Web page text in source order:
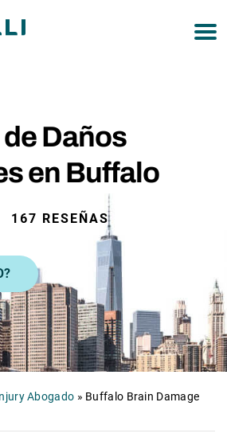
Daños
en Buffalo
167 RESEÑAS
Abogado » Buffalo Brain Damage